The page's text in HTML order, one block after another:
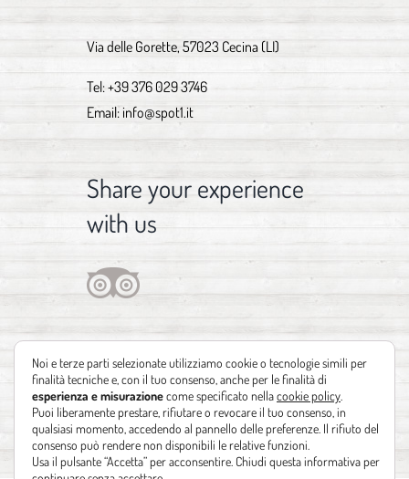
Via delle Gorette, 57023 Cecina (LI)
Tel:+39 376 029 3746
Email: info@spot1.it
Share your experience
with us
Noi e terze parti selezionate utilizziamo cookie o tecnologie simili per
finalità tecniche e, con il tuo consenso, anche per le finalità di
esperienza e misurazionecome specificato nellacookie policy
Puoi liberamente prestare, rifiutare o revocare il tuo consenso, in
qualsiasi momento, accedendo al pannello delle preferenze. Il rifiuto del
consenso può rendere non disponibili le relative funzioni.
Usa il pulsante “Accetta” per acconsentire. Chiudi questa informativa per